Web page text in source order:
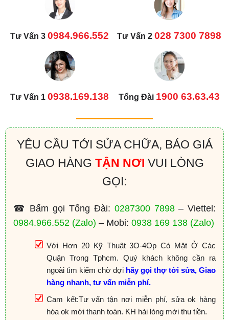
Tư Vấn 3 0984.966.552 Tư Vấn 2 028 7300 7898
Tư Vấn 1 0938.169.138 Tổng Đài 1900 63.63.43
YÊU CẦU TỚI SỬA CHỮA, BÁO GIÁ
GIAO HÀNG TẬN NƠI VUI LÒNG
GỌI:
☎ Bấm gọi Tổng Đài: 0287300 7898– Viettel:
0984.966.552 (Zalo) – Mobi: 0938 169 138 (Zalo)
Với Hơn 20 Kỹ Thuật 3O-4Op Có Mặt Ở Các
Quận Trong Tphcm. Quý khách không cần ra
ngoài tìm kiếm chờ đợi hãy gọi thợ tới sửa, Giao
hàng nhanh, tư vấn miễn phí.
Cam kết:Tư vấn tận nơi miễn phí, sửa ok hàng
hóa ok mới thanh toán. KH hài lòng mới thu tiền.